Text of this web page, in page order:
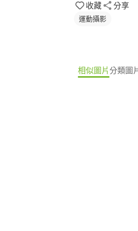
收藏 分享
運動攝影
相似圖片分類圖